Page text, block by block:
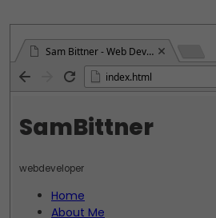
Sam Bittner - Web Developer
index.html